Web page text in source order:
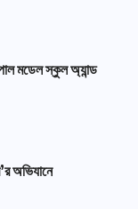
মডেল স্কুল অ্যান্ড
অভিযানে